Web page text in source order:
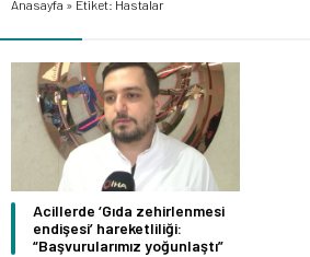
Anasayfa » Etiket: Hastalar
Acillerde ‘Gıda zehirlenmesi
endişesi’ hareketliliği:
“Başvurularımız yoğunlaştı”